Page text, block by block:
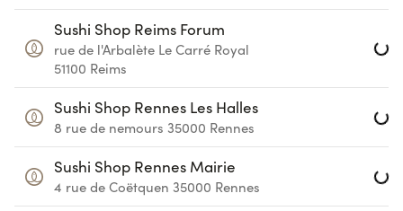
Sushi Shop Reims Forum
rue de l'Arbalète Le Carré Royal
51100 Reims
Sushi Shop Rennes Les Halles
8 rue de nemours 35000 Rennes
Sushi Shop Rennes Mairie
4 rue de Coëtquen 35000 Rennes